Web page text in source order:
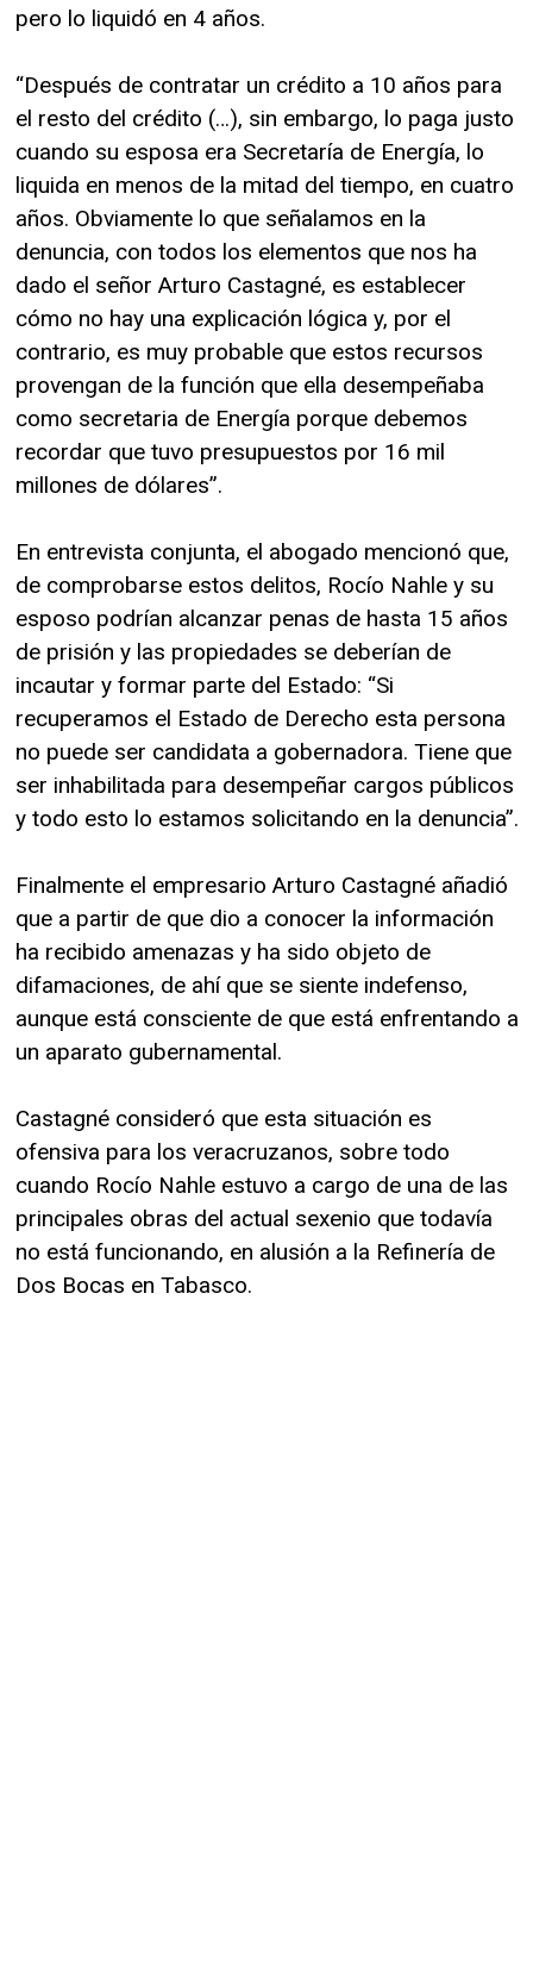
pero lo liquidó en 4 años.
“Después de contratar un crédito a 10 años para
el resto del crédito (…), sin embargo, lo paga justo
cuando su esposa era Secretaría de Energía, lo
liquida en menos de la mitad del tiempo, en cuatro
años. Obviamente lo que señalamos en la
denuncia, con todos los elementos que nos ha
dado el señor Arturo Castagné, es establecer
cómo no hay una explicación lógica y, por el
contrario, es muy probable que estos recursos
provengan de la función que ella desempeñaba
como secretaria de Energía porque debemos
recordar que tuvo presupuestos por 16 mil
millones de dólares”.
En entrevista conjunta, el abogado mencionó que,
de comprobarse estos delitos, Rocío Nahle y su
esposo podrían alcanzar penas de hasta 15 años
de prisión y las propiedades se deberían de
incautar y formar parte del Estado: “Si
recuperamos el Estado de Derecho esta persona
no puede ser candidata a gobernadora. Tiene que
ser inhabilitada para desempeñar cargos públicos
y todo esto lo estamos solicitando en la denuncia”.
Finalmente el empresario Arturo Castagné añadió
que a partir de que dio a conocer la información
ha recibido amenazas y ha sido objeto de
difamaciones, de ahí que se siente indefenso,
aunque está consciente de que está enfrentando a
un aparato gubernamental.
Castagné consideró que esta situación es
ofensiva para los veracruzanos, sobre todo
cuando Rocío Nahle estuvo a cargo de una de las
principales obras del actual sexenio que todavía
no está funcionando, en alusión a la Refinería de
Dos Bocas en Tabasco.